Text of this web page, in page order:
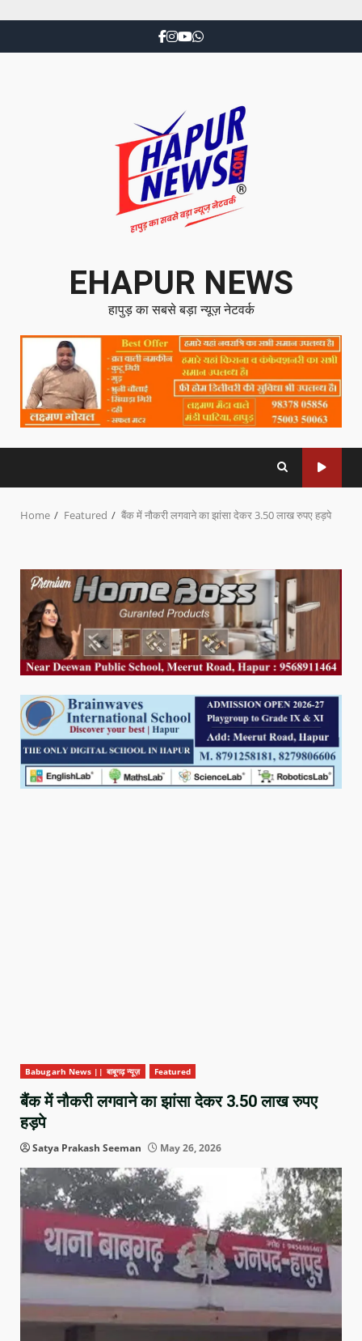
EHAPUR NEWS
हापुड़ का सबसे बड़ा न्यूज़ नेटवर्क
Home Featured बैंक में नौकरी लगवाने का झांसा देकर 3.50 लाख रुपए हड़पे
Babugarh News || बाबूगढ़ न्यूज़ Featured
बैंक में नौकरी लगवाने का झांसा देकर 3.50 लाख रुपए
हड़पे
Satya Prakash Seeman May 26, 2026